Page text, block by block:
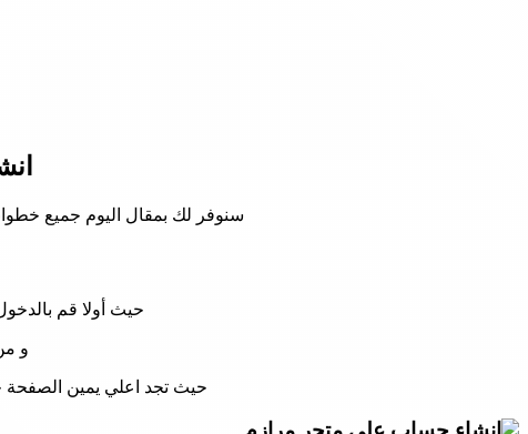
سنوفر لك بمقال اليوم جميع
حيث أولا قم
و
حيث تجد اعلي يمين الصفحة